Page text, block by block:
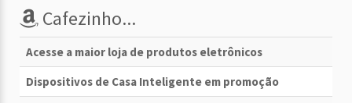
Cafezinho...
Acesse a maior loja de produtos eletrônicos
Dispositivos de Casa Inteligente em promoção